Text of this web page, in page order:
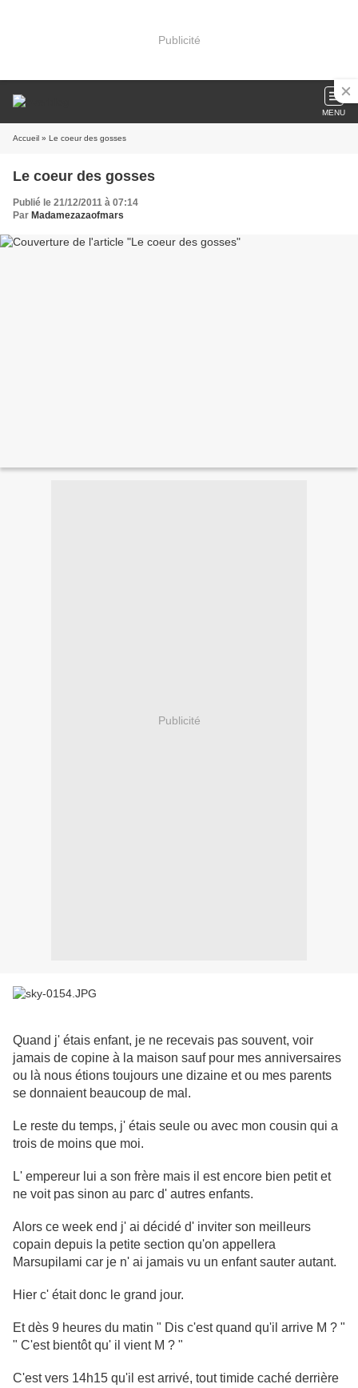
Publicité
MENU
Accueil » Le coeur des gosses
Le coeur des gosses
Publié le 21/12/2011 à 07:14
Par Madamezazaofmars
Publicité
Quand j' étais enfant, je ne recevais pas souvent, voir
jamais de copine à la maison sauf pour mes anniversaires
ou là nous étions toujours une dizaine et ou mes parents
se donnaient beaucoup de mal.
Le reste du temps, j' étais seule ou avec mon cousin qui a
trois de moins que moi.
L' empereur lui a son frère mais il est encore bien petit et
ne voit pas sinon au parc d' autres enfants.
Alors ce week end j' ai décidé d' inviter son meilleurs
copain depuis la petite section qu'on appellera
Marsupilami car je n' ai jamais vu un enfant sauter autant.
Hier c' était donc le grand jour.
Et dès 9 heures du matin " Dis c'est quand qu'il arrive M ? "
" C'est bientôt qu' il vient M ? "
C'est vers 14h15 qu'il est arrivé, tout timide caché derrière